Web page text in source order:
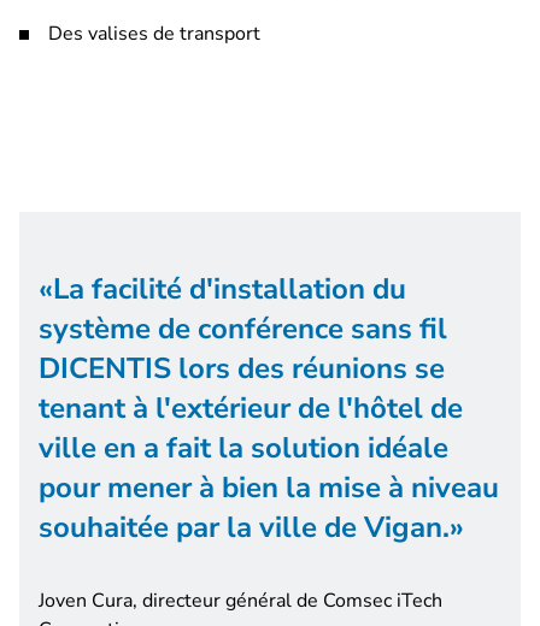
Des valises de transport
La facilité d'installation du
système de conférence sans fil
DICENTIS lors des réunions se
tenant à l'extérieur de l'hôtel de
ville en a fait la solution idéale
pour mener à bien la mise à niveau
souhaitée par la ville de Vigan.
Joven Cura, directeur général de Comsec iTech